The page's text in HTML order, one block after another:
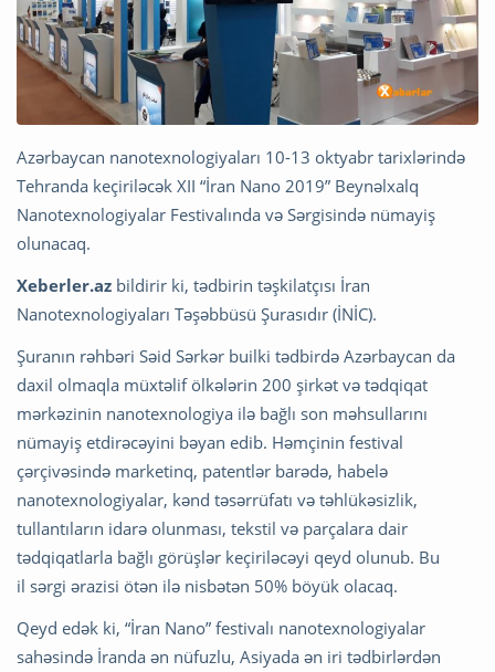
Azərbaycan nanotexnologiyaları 10-13 oktyabr tarixlərində
Tehranda keçiriləcək XII “İran Nano 2019” Beynəlxalq
Nanotexnologiyalar Festivalında və Sərgisində nümayiş
olunacaq.
Xeberler.az bildirir ki, tədbirin təşkilatçısı İran
Nanotexnologiyaları Təşəbbüsü Şurasıdır (İNİC).
Şuranın rəhbəri Səid Sərkər builki tədbirdə Azərbaycan da
daxil olmaqla müxtəlif ölkələrin 200 şirkət və tədqiqat
mərkəzinin nanotexnologiya ilə bağlı son məhsullarını
nümayiş etdirəcəyini bəyan edib. Həmçinin festival
çərçivəsində marketinq, patentlər barədə, habelə
nanotexnologiyalar, kənd təsərrüfatı və təhlükəsizlik,
tullantıların idarə olunması, tekstil və parçalara dair
tədqiqatlarla bağlı görüşlər keçiriləcəyi qeyd olunub. Bu
il sərgi ərazisi ötən ilə nisbətən 50% böyük olacaq.
Qeyd edək ki, “İran Nano” festivalı nanotexnologiyalar
sahəsində İranda ən nüfuzlu, Asiyada ən iri tədbirlərdən